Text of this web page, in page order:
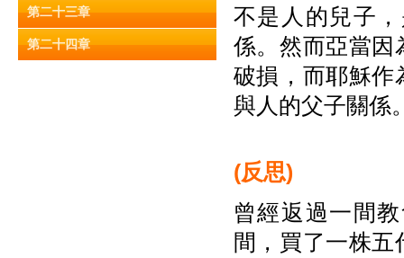
第二十三章
第二十四章
不是人的兒子
係。然而亞當因
破損，而耶穌作
與人的父子關係
(反思)
曾經返過一間
間，買了一株